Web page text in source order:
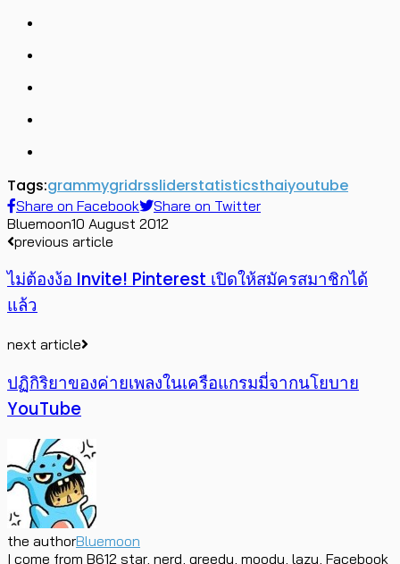
Tags:grammygridrssliderstatisticsthaiyoutube
Share on Facebook
Share on Twitter
Bluemoon10 August 2012
previous article
ไม่ต้องง้อ Invite! Pinterest เปิดให้สมัครสมาชิกได้
แล้ว
next article
ปฏิกิริยาของค่ายเพลงในเครือแกรมมี่จากนโยบาย
YouTube
the authorBluemoon
I come from B612 star, nerd, greedy, moody, lazy, Facebook